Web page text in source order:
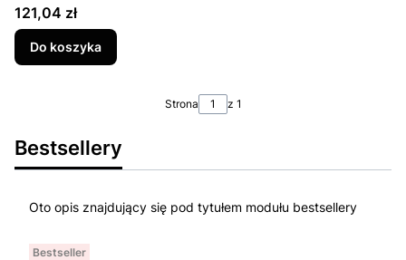
Cena
121,04 zł
Do koszyka
Strona z 1
Bestsellery
Oto opis znajdujący się pod tytułem modułu bestsellery
Bestseller